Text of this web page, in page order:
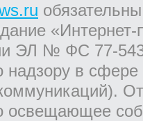
ЭЛ № ФС 77-
надзору в
освещающее